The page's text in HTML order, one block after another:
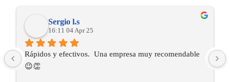
Sergio l.s
16:11 04 Apr 25
Rápidos y efectivos.  Una empresa muy recomendable
😉👏